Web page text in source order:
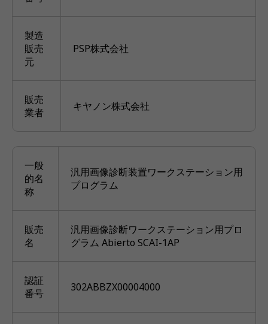
製造
販売
元
PSP株式会社
販売
業者
キヤノン株式会社
一般
的名
称
汎用画像診断装置ワークステーション用
プログラム
販売
名
汎用画像診断ワークステーション用プロ
グラム Abierto SCAI-1AP
認証
番号
302ABBZX00004000